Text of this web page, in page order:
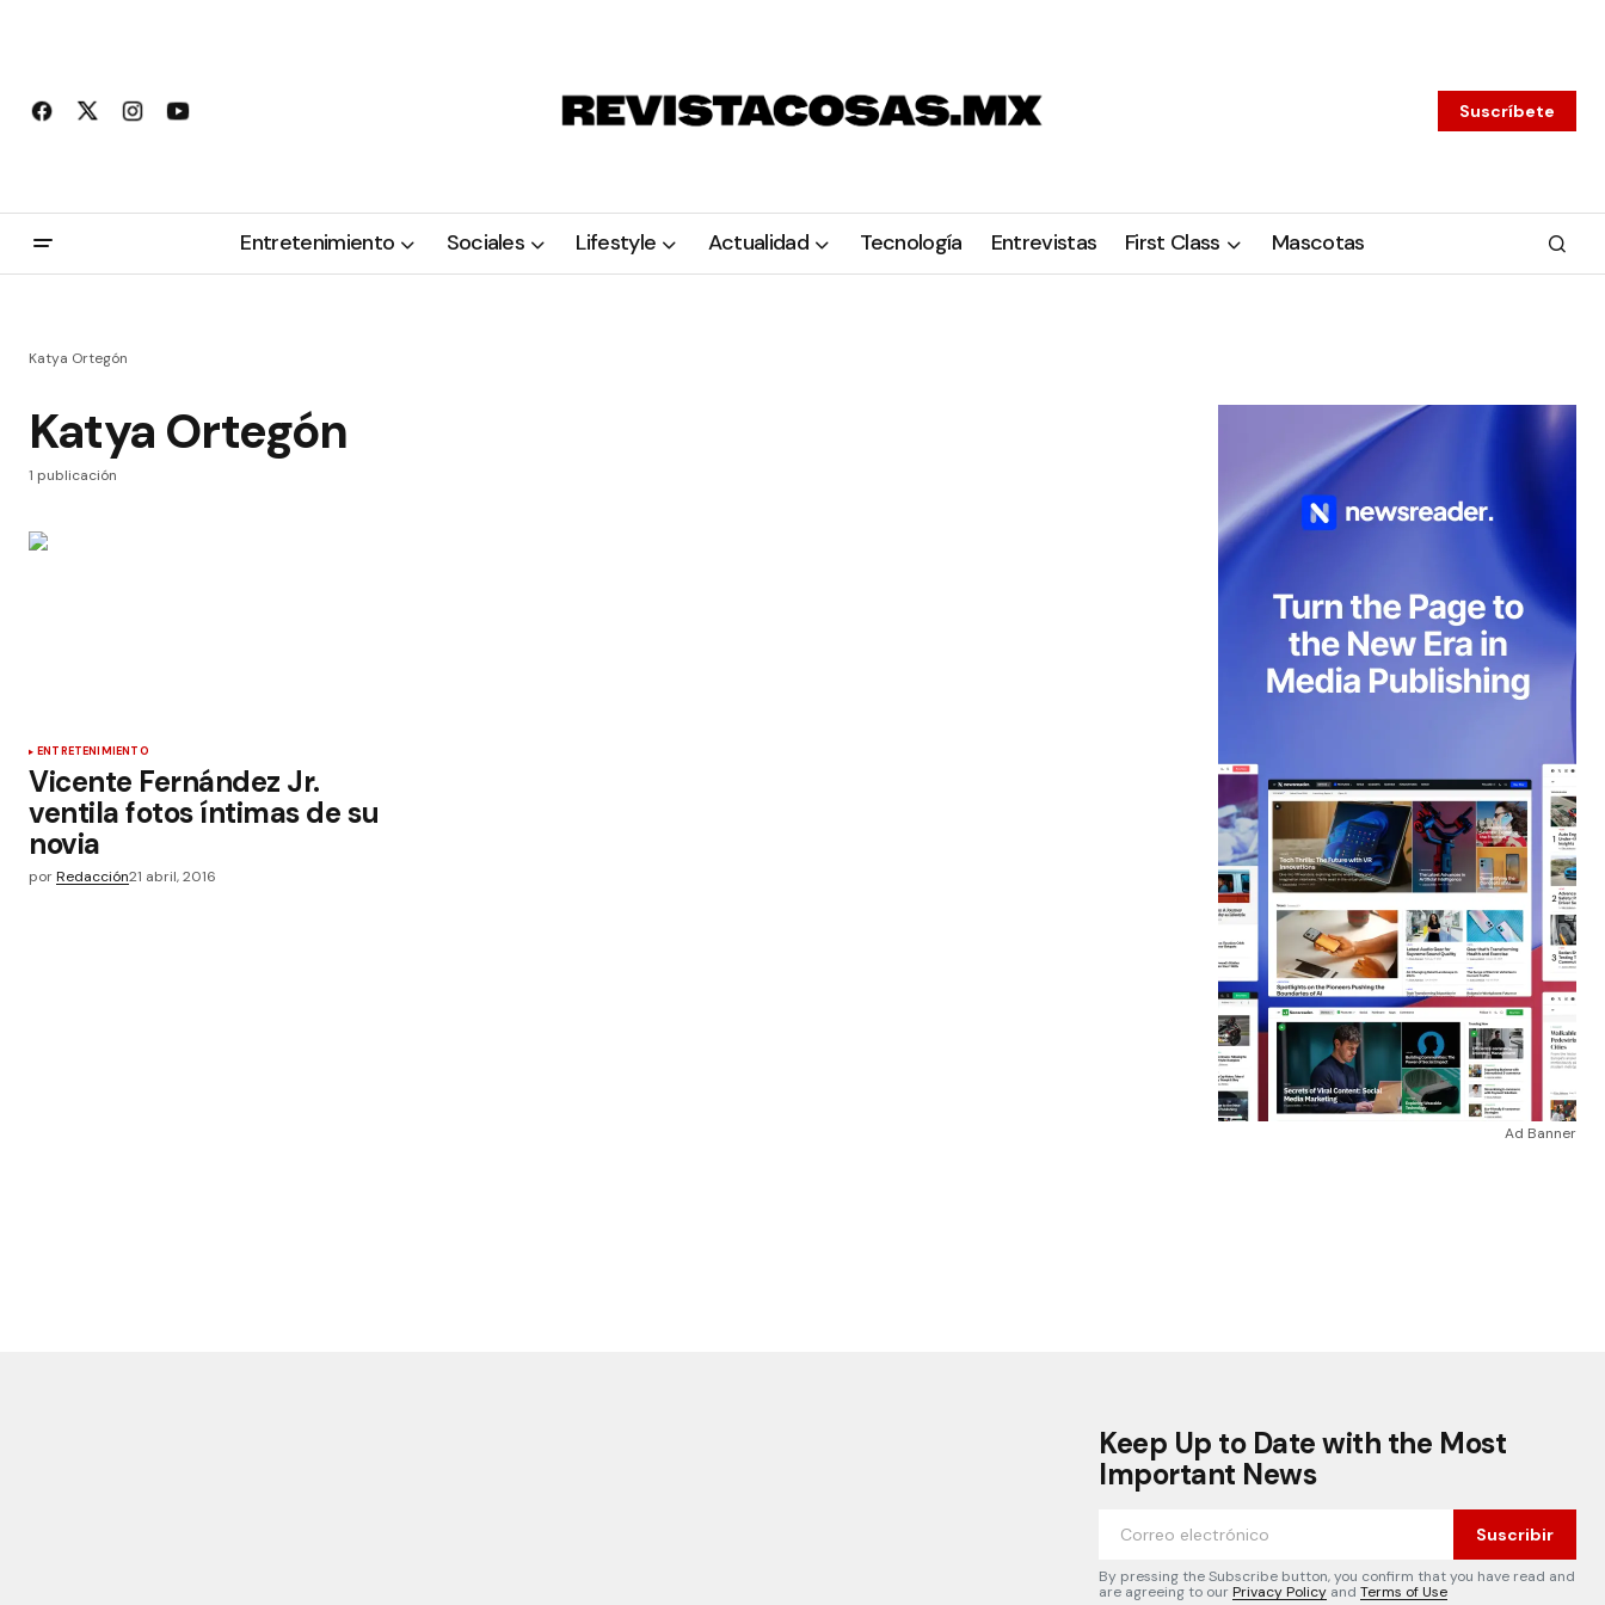
Suscríbete
Entretenimiento Sociales Lifestyle Actualidad Tecnología Entrevistas First Class Mascotas
Katya Ortegón
Katya Ortegón
1 publicación
ENTRETENIMIENTO
Vicente Fernández Jr.
ventila fotos íntimas de su
novia
porRedacción21 abril, 2016
Ad Banner
Keep Up to Date with the Most
Important News
Suscribir
By pressing the Subscribe button, you confirm that you have read and
are agreeing to ourPrivacy Policy and Terms of Use